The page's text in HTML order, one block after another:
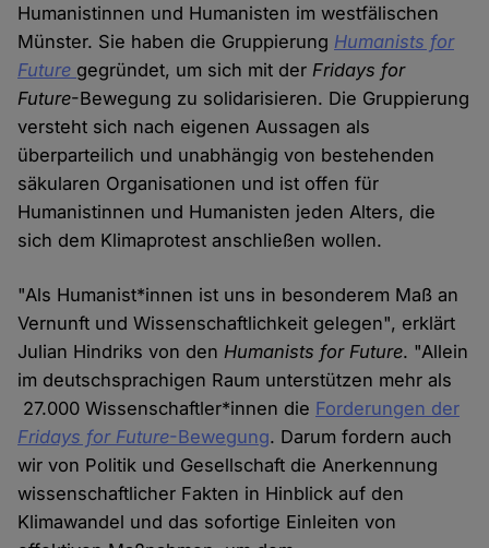
Humanistinnen und Humanisten im westfälischen
Münster. Sie haben die Gruppierung Humanists for
Future gegründet, um sich mit der Fridays for
Future-Bewegung zu solidarisieren. Die Gruppierung
versteht sich nach eigenen Aussagen als
überparteilich und unabhängig von bestehenden
säkularen Organisationen und ist offen für
Humanistinnen und Humanisten jeden Alters, die
sich dem Klimaprotest anschließen wollen.
"Als Humanist*innen ist uns in besonderem Maß an
Vernunft und Wissenschaftlichkeit gelegen", erklärt
Julian Hindriks von denHumanists for Future. "Allein
im deutschsprachigen Raum unterstützen mehr als
27.000 Wissenschaftler*innen die Forderungen der
Fridays for Future-Bewegung. Darum fordern auch
wir von Politik und Gesellschaft die Anerkennung
wissenschaftlicher Fakten in Hinblick auf den
Klimawandel und das sofortige Einleiten von